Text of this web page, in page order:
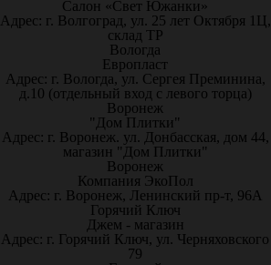
Салон «Свет Южанки»
Адрес: г. Волгоград, ул. 25 лет Октября 1Ц,
склад ТР
Вологда
Европласт
Адрес: г. Вологда, ул. Сергея Преминина,
д.10 (отдельный вход с левого торца)
Воронеж
"Дом Плитки"
Адрес: г. Воронеж. ул. Донбасская, дом 44,
магазин "Дом Плитки"
Воронеж
Компания ЭкоПол
Адрес: г. Воронеж, Ленинский пр-т, 96А
Горячий Ключ
Джем - магазин
Адрес: г. Горячий Ключ, ул. Черняховского
79